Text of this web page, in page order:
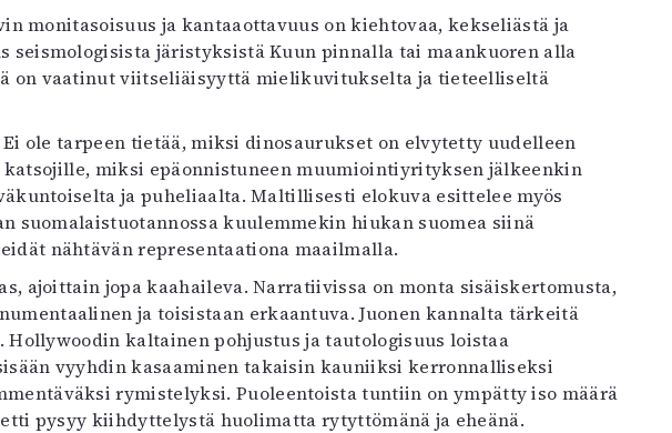
monitasoisuus ja kantaaottavuus on kiehtovaa, kekseliästä ja
seismologisista järistyksistä Kuun pinnalla tai maankuoren alla
on vaatinut viitseliäisyyttä mielikuvitukselta ja tieteelliseltä
ole tarpeen tietää, miksi dinosaurukset on elvytetty uudelleen
miksi epäonnistuneen muumiointiyrityksen jälkeenkin
ja puheliaalta. Maltillisesti elokuva esittelee myös
suomalaistuotannossa kuulemmekin hiukan suomea siinä
nähtävän representaationa maailmalla.
ajoittain jopa kaahaileva. Narratiivissa on monta sisäiskertomusta,
ja toisistaan erkaantuva. Juonen kannalta tärkeitä
Hollywoodin kaltainen pohjustus ja tautologisuus loistaa
vyyhdin kasaaminen takaisin kauniiksi kerronnalliseksi
rymistelyksi. Puoleentoista tuntiin on ympätty iso määrä
pysyy kiihdyttelystä huolimatta rytyttömänä ja eheänä.